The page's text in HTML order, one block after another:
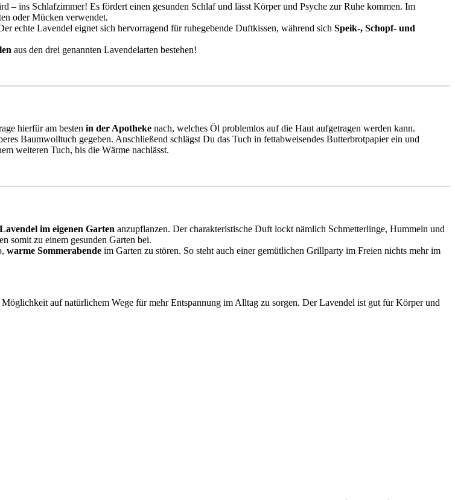
ins Schlafzimmer! Es fördert einen gesunden Schlaf und lässt Körper und Psyche zur Ruhe kommen. Im
oder Mücken verwendet.
echte Lavendel eignet sich hervorragend für ruhegebende Duftkissen, während sich Speik-, Schopf- und
aus den drei genannten Lavendelarten bestehen!
hierfür am besten in der Apotheke nach, welches Öl problemlos auf die Haut aufgetragen werden kann.
Baumwolltuch gegeben. Anschließend schlägst Du das Tuch in fettabweisendes Butterbrotpapier ein und
weiteren Tuch, bis die Wärme nachlässt.
Lavendel im eigenen Garten anzupflanzen. Der charakteristische Duft lockt nämlich Schmetterlinge, Hummeln und
somit zu einem gesunden Garten bei.
warme Sommerabende im Garten zu stören. So steht auch einer gemütlichen Grillparty im Freien nichts mehr im
auf natürlichem Wege für mehr Entspannung im Alltag zu sorgen. Der Lavendel ist gut für Körper und